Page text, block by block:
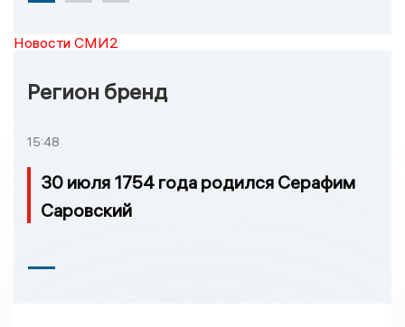
Новости СМИ2
Регион бренд
15:48
30 июля 1754 года родился Серафим
Саровский